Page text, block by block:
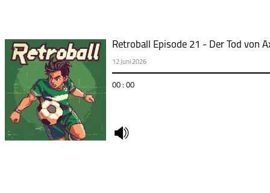
Retroball Episode 21 - Der Tod von
12 Juni 2026
00 : 00